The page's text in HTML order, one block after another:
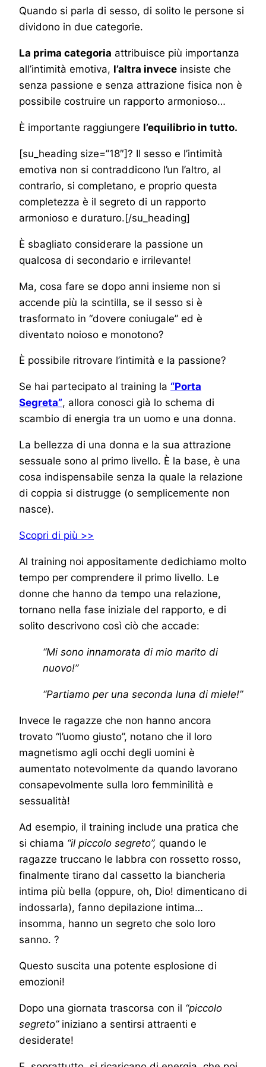
Quando si parla di sesso, di solito le persone si
dividono in due categorie.
La prima categoria attribuisce più importanza
all’intimità emotiva, l’altra invece insiste che
senza passione e senza attrazione fisica non è
possibile costruire un rapporto armonioso…
È importante raggiungere l’equilibrio in tutto.
[su_heading size=”18″]? Il sesso e l’intimità
emotiva non si contraddicono l’un l’altro, al
contrario, si completano, e proprio questa
completezza è il segreto di un rapporto
armonioso e duraturo.[/su_heading]
È sbagliato considerare la passione un
qualcosa di secondario e irrilevante!
Ma, cosa fare se dopo anni insieme non si
accende più la scintilla, se il sesso si è
trasformato in “dovere coniugale” ed è
diventato noioso e monotono?
È possibile ritrovare l’intimità e la passione?
Se hai partecipato al training la “Porta
Segreta”, allora conosci già lo schema di
scambio di energia tra un uomo e una donna.
La bellezza di una donna e la sua attrazione
sessuale sono al primo livello. È la base, è una
cosa indispensabile senza la quale la relazione
di coppia si distrugge (o semplicemente non
nasce).
Scopri di più >>
Al training noi appositamente dedichiamo molto
tempo per comprendere il primo livello. Le
donne che hanno da tempo una relazione,
tornano nella fase iniziale del rapporto, e di
solito descrivono così ciò che accade:
“Mi sono innamorata di mio marito di
nuovo!”
“Partiamo per una seconda luna di miele!”
Invece le ragazze che non hanno ancora
trovato “l’uomo giusto”, notano che il loro
magnetismo agli occhi degli uomini è
aumentato notevolmente da quando lavorano
consapevolmente sulla loro femminilità e
sessualità!
Ad esempio, il training include una pratica che
si chiama “il piccolo segreto”, quando le
ragazze truccano le labbra con rossetto rosso,
finalmente tirano dal cassetto la biancheria
intima più bella (oppure, oh, Dio! dimenticano di
indossarla), fanno depilazione intima…
insomma, hanno un segreto che solo loro
sanno. ?
Questo suscita una potente esplosione di
emozioni!
Dopo una giornata trascorsa con il “piccolo
segreto”iniziano a sentirsi attraenti e
desiderate!